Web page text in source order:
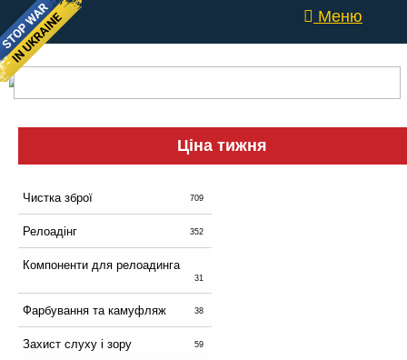
Меню
Ціна тижня
Чистка зброї 709
Релоадінг 352
Компоненти для релоадинга
31
Фарбування та камуфляж 38
Захист слуху і зору 59